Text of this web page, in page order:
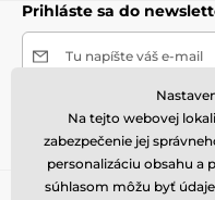
Prihláste sa do
Tu napíšte váš e-mail
svojich osobných
Na tejto webovej
zabezpečenie jej
personalizáciu obsahu a
súhlasom môžu byť